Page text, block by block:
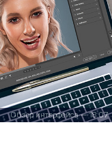
Обзор интерфейса — 18:07